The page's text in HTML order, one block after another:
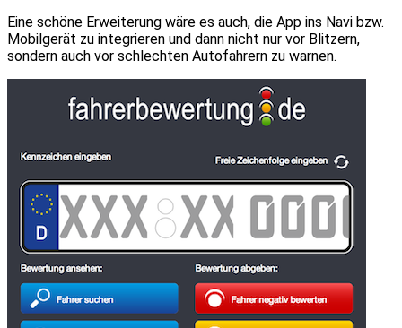
Eine schöne Erweiterung wäre es auch, die App ins Navi bzw.
Mobilgerät zu integrieren und dann nicht nur vor Blitzern,
sondern auch vor schlechten Autofahrern zu warnen.